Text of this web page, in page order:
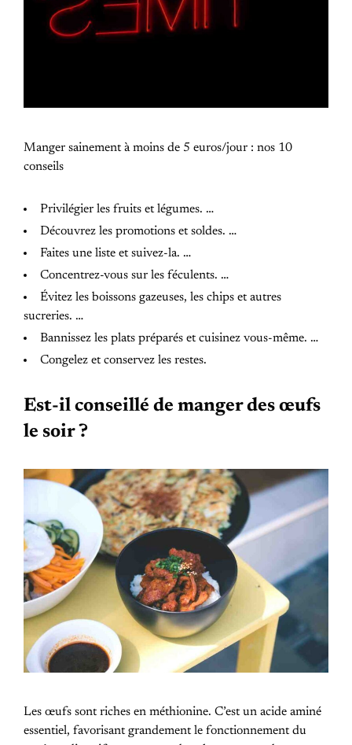
Manger sainement à moins de 5 euros/jour : nos 10
conseils
Privilégier les fruits et légumes. …
Découvrez les promotions et soldes. …
Faites une liste et suivez-la. …
Concentrez-vous sur les féculents. …
Évitez les boissons gazeuses, les chips et autres
sucreries. …
Bannissez les plats préparés et cuisinez vous-même. …
Congelez et conservez les restes.
Est-il conseillé de manger des œufs
le soir ?
Les œufs sont riches en méthionine. C’est un acide aminé
essentiel, favorisant grandement le fonctionnement du